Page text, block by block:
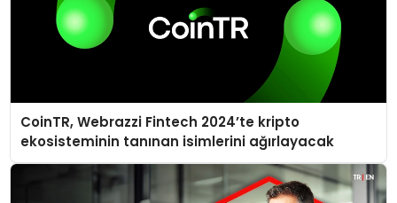
CoinTR, Webrazzi Fintech 2024’te kripto
ekosisteminin tanınan isimlerini ağırlayacak